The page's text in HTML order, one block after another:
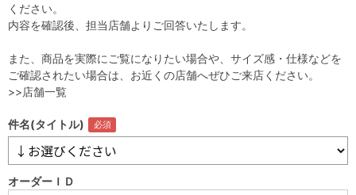
ください。
内容を確認後、担当店舗よりご回答いたします。
また、商品を実際にご覧になりたい場合や、サイズ感・仕様などを
ご確認されたい場合は、お近くの店舗へぜひご来店ください。
>>店舗一覧
件名(タイトル)
オーダーＩＤ